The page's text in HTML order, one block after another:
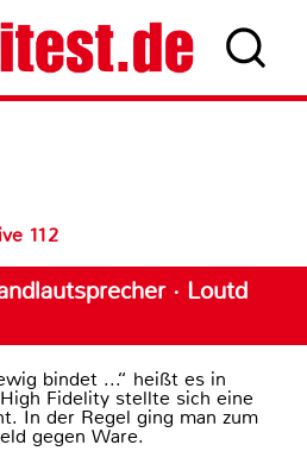
112
· Loutd
bindet ...“ heißt es in
Fidelity stellte sich eine
In der Regel ging man zum
gegen Ware.